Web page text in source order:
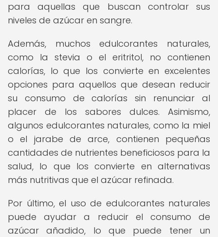
para aquellas que buscan controlar sus
niveles de azúcar en sangre.
Además, muchos edulcorantes naturales,
como la stevia o el eritritol, no contienen
calorías, lo que los convierte en excelentes
opciones para aquellos que desean reducir
su consumo de calorías sin renunciar al
placer de los sabores dulces. Asimismo,
algunos edulcorantes naturales, como la miel
o el jarabe de arce, contienen pequeñas
cantidades de nutrientes beneficiosos para la
salud, lo que los convierte en alternativas
más nutritivas que el azúcar refinada.
Por último, el uso de edulcorantes naturales
puede ayudar a reducir el consumo de
azúcar añadido, lo que puede tener un